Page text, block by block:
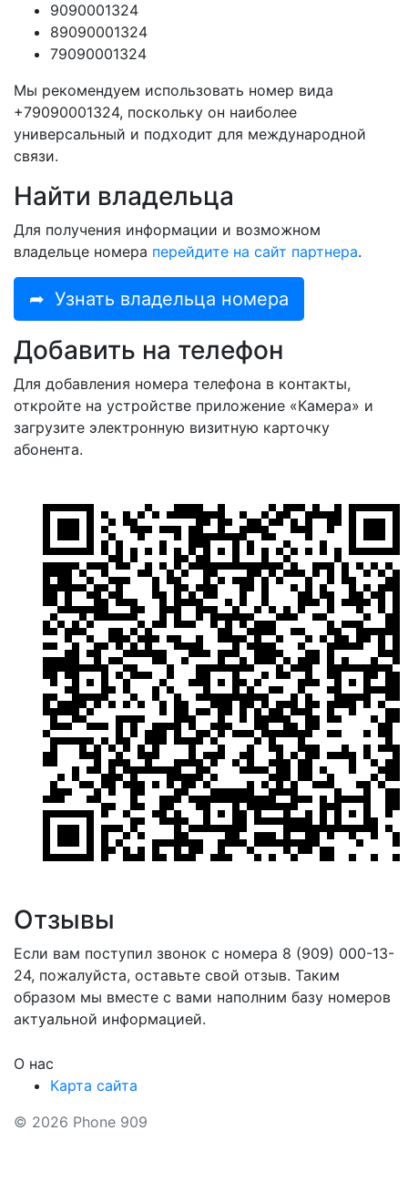
9090001324
89090001324
79090001324
Мы рекомендуем использовать номер вида
+79090001324, поскольку он наиболее
универсальный и подходит для международной
связи.
Найти владельца
Для получения информации и возможном
владельце номера перейдите на сайт партнера.
➦ Узнать владельца номера
Добавить на телефон
Для добавления номера телефона в контакты,
откройте на устройстве приложение «Камера» и
загрузите электронную визитную карточку
абонента.
Отзывы
Если вам поступил звонок с номера 8 (909) 000-13-
24, пожалуйста, оставьте свой отзыв. Таким
образом мы вместе с вами наполним базу номеров
актуальной информацией.
О нас
Карта сайта
© 2026 Phone 909